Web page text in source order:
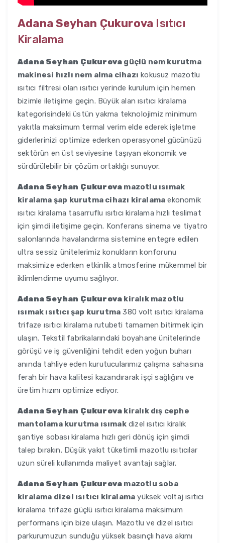
Adana Seyhan Çukurova Isıtıcı
Kiralama
Adana Seyhan Çukurova güçlü nem kurutma
makinesi hızlı nem alma cihazı kokusuz mazotlu
ısıtıcı filtresi olan ısıtıcı yerinde kurulum için hemen
bizimle iletişime geçin. Büyük alan ısıtıcı kiralama
kategorisindeki üstün yakma teknolojimiz minimum
yakıtla maksimum termal verim elde ederek işletme
giderlerinizi optimize ederken operasyonel gücünüzü
sektörün en üst seviyesine taşıyan ekonomik ve
sürdürülebilir bir çözüm ortaklığı sunuyor.
Adana Seyhan Çukurova mazotlu ısımak
kiralama şap kurutma cihazı kiralama ekonomik
ısıtıcı kiralama tasarruflu ısıtıcı kiralama hızlı teslimat
için şimdi iletişime geçin. Konferans sinema ve tiyatro
salonlarında havalandırma sistemine entegre edilen
ultra sessiz ünitelerimiz konukların konforunu
maksimize ederken etkinlik atmosferine mükemmel bir
iklimlendirme uyumu sağlıyor.
Adana Seyhan Çukurova kiralık mazotlu
ısımak ısıtıcı şap kurutma 380 volt ısıtıcı kiralama
trifaze ısıtıcı kiralama rutubeti tamamen bitirmek için
ulaşın. Tekstil fabrikalarındaki boyahane ünitelerinde
görüşü ve iş güvenliğini tehdit eden yoğun buharı
anında tahliye eden kurutucularımız çalışma sahasına
ferah bir hava kalitesi kazandırarak işçi sağlığını ve
üretim hızını optimize ediyor.
Adana Seyhan Çukurova kiralık dış cephe
mantolama kurutma ısımakdizel ısıtıcı kiralık
şantiye sobası kiralama hızlı geri dönüş için şimdi
talep bırakın. Düşük yakıt tüketimli mazotlu ısıtıcılar
uzun süreli kullanımda maliyet avantajı sağlar.
Adana Seyhan Çukurova mazotlu soba
kiralama dizel ısıtıcı kiralama yüksek voltaj ısıtıcı
kiralama trifaze güçlü ısıtıcı kiralama maksimum
performans için bize ulaşın. Mazotlu ve dizel ısıtıcı
parkurumuzun sunduğu yüksek basınçlı hava akımı